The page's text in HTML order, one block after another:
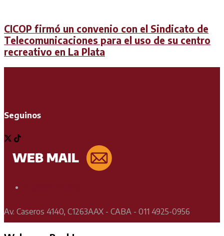
CICOP firmó un convenio con el Sindicato de
Telecomunicaciones para el uso de su centro
recreativo en La Plata
Seguinos
Av. Caseros 4140, C1263AAX - CABA - 011 4925-0956